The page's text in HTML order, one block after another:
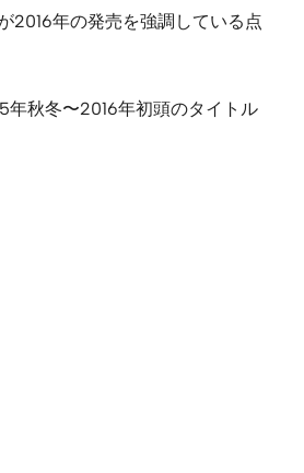
2016年の発売を強調している点
年秋冬〜2016年初頭のタイトル